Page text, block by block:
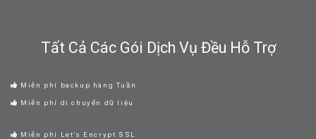
Tất Cả Các Gói Dịch Vụ Đều Hỗ Trợ
Miễn phí backup hàng Tuần
Miễn phí di chuyển dữ liệu
Miễn phí Let’s Encrypt SSL